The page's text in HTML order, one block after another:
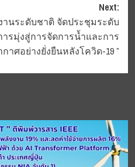
Next:
นระดับชาติ จัดประชุมระดับ
รมุ่งสู่การจัดการน้ำและการ
าศอย่างยั่งยืนหลังโควิด-19 ”